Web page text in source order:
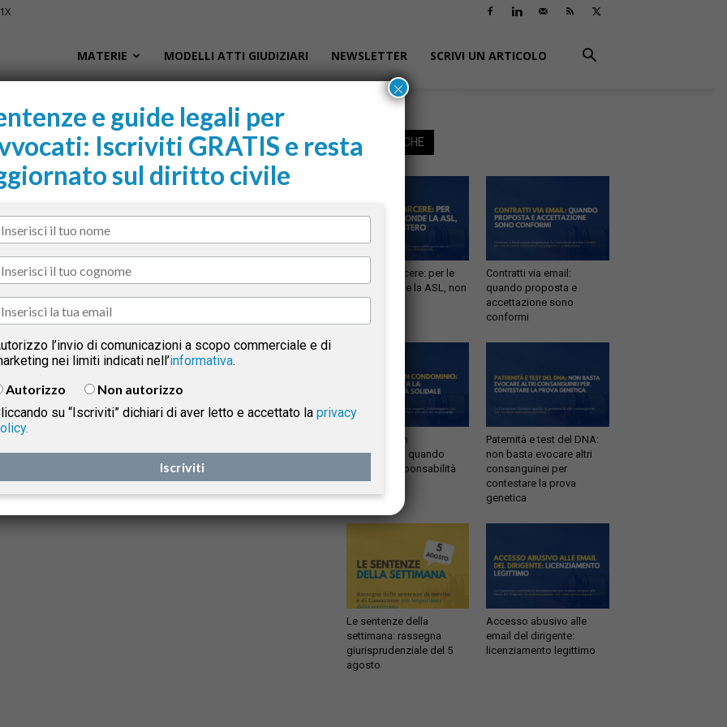
MATERIE MODELLI ATTI GIUDIZIARI NEWSLETTER SCRIVI UN ARTICOLO
Esame di avvocato
ESAME AVVOCATO 2016. Atto
giudiziario civile: Azione
revocatoria e accordi di
Gabriele Voltaggio - 15 Dicembre 2016
LEGGI ANCHE
Sanità in carcere: per le
cure risponde la ASL, non
il Ministero
Contratti via email:
quando proposta e
accettazione sono
conformi
Infiltrazioni in
condominio: quando
scatta la responsabilità
solidale
Paternità e test del DNA:
non basta evocare altri
consanguinei per
contestare la prova
genetica
Le sentenze della
settimana: rassegna
giurisprudenziale del 5
agosto
Accesso abusivo alle
email del dirigente:
licenziamento legittimo
e guide legali per
Iscriviti GRATIS e resta
sul diritto civile
l’invio di comunicazioni a scopo commerciale e di
nei limiti indicati nell’informativa.
Autorizzo
Non autorizzo
su “Iscriviti” dichiari di aver letto e accettato la privacy
Iscriviti
×